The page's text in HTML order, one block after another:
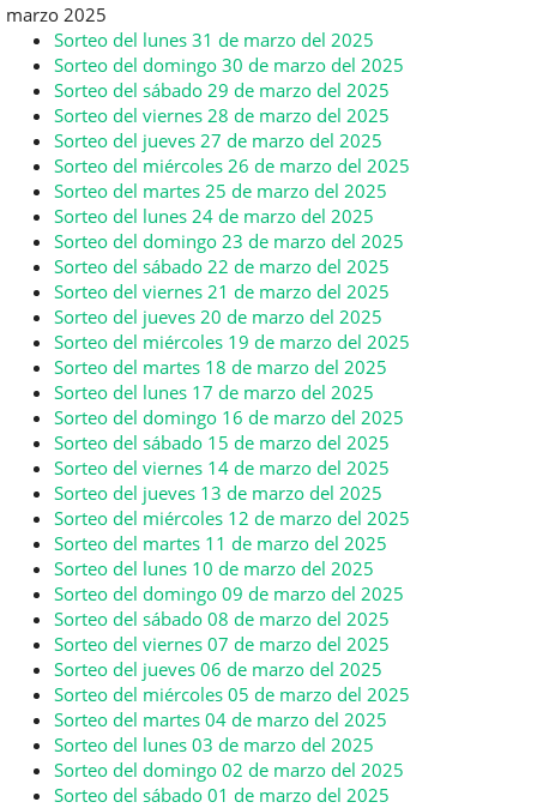
marzo 2025
Sorteo del lunes 31 de marzo del 2025
Sorteo del domingo 30 de marzo del 2025
Sorteo del sábado 29 de marzo del 2025
Sorteo del viernes 28 de marzo del 2025
Sorteo del jueves 27 de marzo del 2025
Sorteo del miércoles 26 de marzo del 2025
Sorteo del martes 25 de marzo del 2025
Sorteo del lunes 24 de marzo del 2025
Sorteo del domingo 23 de marzo del 2025
Sorteo del sábado 22 de marzo del 2025
Sorteo del viernes 21 de marzo del 2025
Sorteo del jueves 20 de marzo del 2025
Sorteo del miércoles 19 de marzo del 2025
Sorteo del martes 18 de marzo del 2025
Sorteo del lunes 17 de marzo del 2025
Sorteo del domingo 16 de marzo del 2025
Sorteo del sábado 15 de marzo del 2025
Sorteo del viernes 14 de marzo del 2025
Sorteo del jueves 13 de marzo del 2025
Sorteo del miércoles 12 de marzo del 2025
Sorteo del martes 11 de marzo del 2025
Sorteo del lunes 10 de marzo del 2025
Sorteo del domingo 09 de marzo del 2025
Sorteo del sábado 08 de marzo del 2025
Sorteo del viernes 07 de marzo del 2025
Sorteo del jueves 06 de marzo del 2025
Sorteo del miércoles 05 de marzo del 2025
Sorteo del martes 04 de marzo del 2025
Sorteo del lunes 03 de marzo del 2025
Sorteo del domingo 02 de marzo del 2025
Sorteo del sábado 01 de marzo del 2025